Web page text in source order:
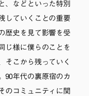
、などといった特別
していくことの重要
歴史を見て影響を受
じ様に僕らのことを
そこから残っていく
90年代の裏原宿のカ
のコミュニティに関